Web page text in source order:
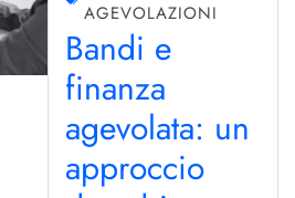
AGEVOLAZIONI
Bandi e
finanza
agevolata: un
approccio